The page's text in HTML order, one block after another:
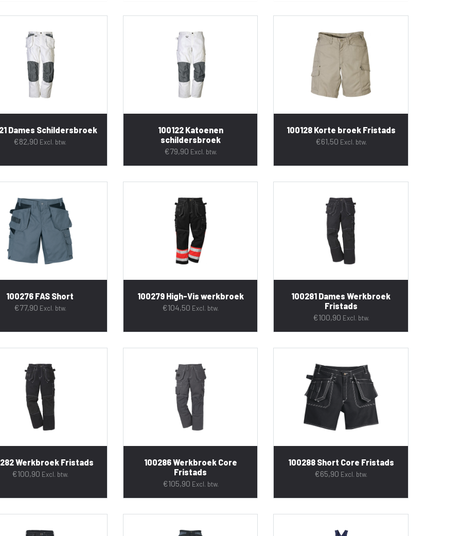
Dames Schildersbroek
€82,90 Excl. btw.
100122 Katoenen
schildersbroek
€79,90 Excl. btw.
100128 Korte broek Fristads
€61,50 Excl. btw.
100276 FAS Short
€77,90 Excl. btw.
100279 High-Vis werkbroek
€104,50 Excl. btw.
100281 Dames Werkbroek
Fristads
€100,90 Excl. btw.
Werkbroek Fristads
€100,90 Excl. btw.
100286 Werkbroek Core
Fristads
€105,90 Excl. btw.
100288 Short Core Fristads
€65,90 Excl. btw.